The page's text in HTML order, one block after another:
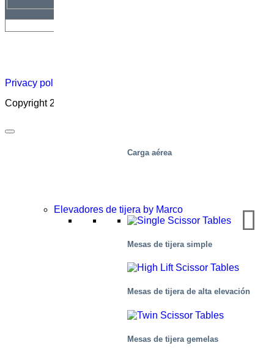
Carga aérea
Privacy policy
Copyright 2026 ©
Elevadores de tijera by Marco
Mesas de tijera simple
Mesas de tijera de alta elevación
Mesas de tijera gemelas